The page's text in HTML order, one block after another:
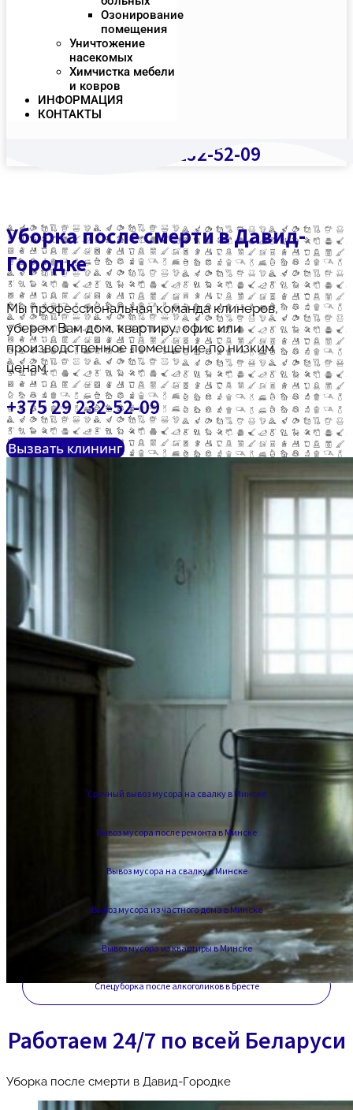
Озонирование
помещения
Уничтожение
насекомых
Химчистка мебели
и ковров
ИНФОРМАЦИЯ
КОНТАКТЫ
+375 (29) 232-52-09
Уборка после смерти в Давид-
Городке
Мы профессиональная команда клинеров,
уберем Вам дом, квартиру, офис или
производственное помещение по низким
ценам.
+375 29 232-52-09
Вызвать клининг
Срочный вывоз мусора на свалку в Минске
Вывоз мусора после ремонта в Минске
Вывоз мусора на свалку в Минске
Вывоз мусора из частного дома в Минске
Вывоз мусора из квартиры в Минске
Спецуборка после алкоголиков в Бресте
Работаем 24/7 по всей Беларуси
Уборка после смерти в Давид-Городке